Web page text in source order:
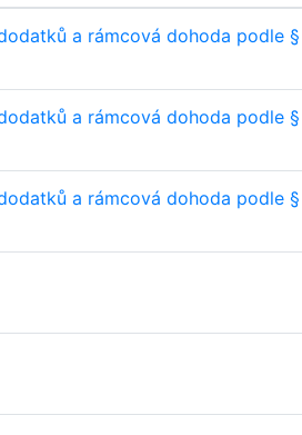
a rámcová dohoda podle §
a rámcová dohoda podle §
a rámcová dohoda podle §